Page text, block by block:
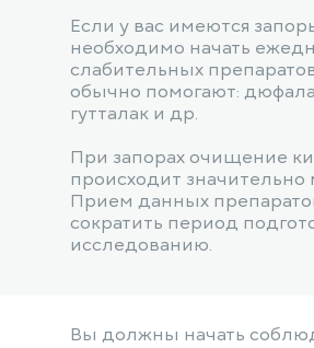
Если у вас имеются
необходимо начать
слабительных
обычно помогают:
гутталак и др.
При запорах очищение
происходит
Прием данных
сократить период
исследованию.
Вы должны начать